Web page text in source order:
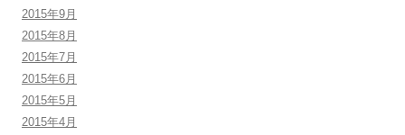
2015年9月
2015年8月
2015年7月
2015年6月
2015年5月
2015年4月